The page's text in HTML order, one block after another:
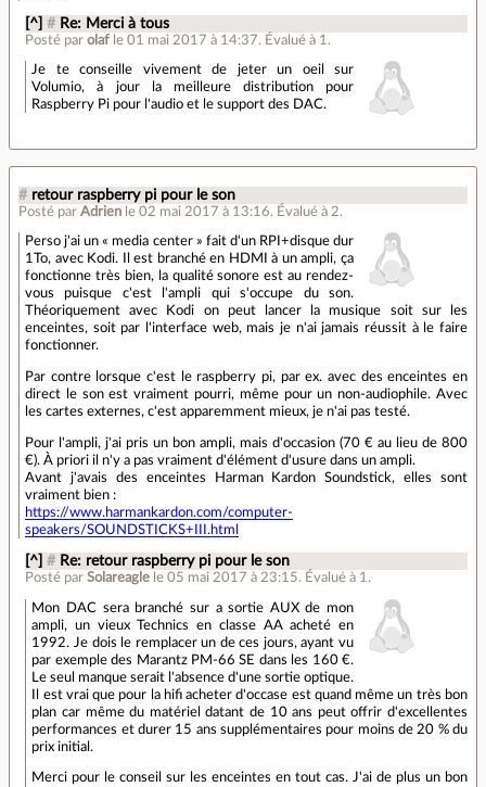
[^] # Re: Merci à tous
Posté parolaf le 01 mai 2017 à 14:37. Évalué à 1 .
Je te conseille vivement de jeter un oeil sur
Volumio, à jour la meilleure distribution pour
Raspberry Pi pour l'audio et le support des DAC.
# retour raspberry pi pour le son
Posté par Adrien le 02 mai 2017 à 13:16. Évalué à 2.
Perso j'ai un « media center » fait d'un RPI+disque dur
1To, avec Kodi. Il est branché en HDMI à un ampli, ça
fonctionne très bien, la qualité sonore est au rendez-
vous puisque c'est l'ampli qui s'occupe du son.
Théoriquement avec Kodi on peut lancer la musique soit sur les
enceintes, soit par l'interface web, mais je n'ai jamais réussit à le faire
fonctionner.
Par contre lorsque c'est le raspberry pi, par ex. avec des enceintes en
direct le son est vraiment pourri, même pour un non-audiophile. Avec
les cartes externes, c'est apparemment mieux, je n'ai pas testé.
Pour l'ampli, j'ai pris un bon ampli, mais d'occasion (70 € au lieu de 800
€). À priori il n'y a pas vraiment d'élément d'usure dans un ampli.
Avant j'avais des enceintes Harman Kardon Soundstick, elles sont
vraiment bien :
https://www.harmankardon.com/computer-
speakers/SOUNDSTICKS+III.html
[^] # Re: retour raspberry pi pour le son
Posté parSolareagle le 05 mai 2017 à 23:15. Évalué à 1 .
Mon DAC sera branché sur a sortie AUX de mon
ampli, un vieux Technics en classe AA acheté en
1992. Je dois le remplacer un de ces jours, ayant vu
par exemple des Marantz PM-66 SE dans les 160 €.
Le seul manque serait l'absence d'une sortie optique.
Il est vrai que pour la hifi acheter d'occase est quand même un très bon
plan car même du matériel datant de 10 ans peut offrir d'excellentes
performances et durer 15 ans supplémentaires pour moins de 20 % du
prix initial.
Merci pour le conseil sur les enceintes en tout cas. J'ai de plus un bon